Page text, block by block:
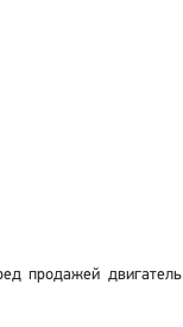
продажей двигатель